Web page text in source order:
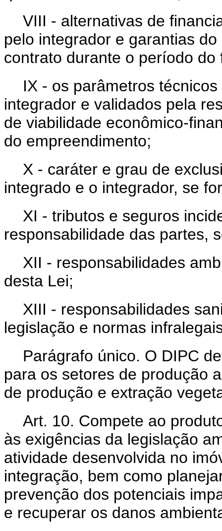
VIII - alternativas de
pelo integrador e garantias
contrato durante o período do
IX - os parâmetros
integrador e validados pela
de viabilidade econômico-
do empreendimento;
X - caráter e grau de
integrado e o integrador, se
XI - tributos e seguros
responsabilidade das partes,
XII - responsabilidades
desta Lei;
XIII - responsabilidades
legislação e normas
Parágrafo único. O DIPC
para os setores de produção
de produção e extração
Art. 10. Compete ao
às exigências da legislação
atividade desenvolvida no
integração, bem como
prevenção dos potenciais
e recuperar os danos